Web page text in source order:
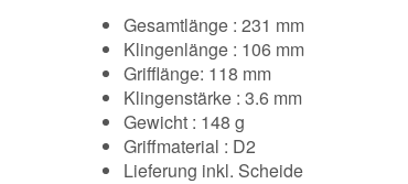
Gesamtlänge : 231 mm
Klingenlänge : 106 mm
Grifflänge: 118 mm
Klingenstärke : 3.6 mm
Gewicht : 148 g
Griffmaterial : D2
Lieferung inkl. Scheide